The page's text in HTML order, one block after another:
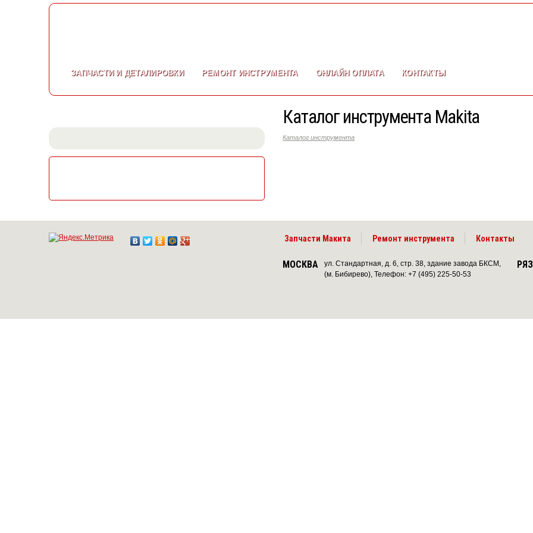
ЗАПЧАСТИИ ДЕТАЛИРОВКИ РЕМОНТИНСТРУМЕНТА ОНЛАЙН ОПЛАТА КОНТАКТЫ
Каталог инструмента Makita
Каталог инструмента
Запчасти Макита Ремонт инструмента Контакты
МОСКВА
ул. Стандартная, д. 6, стр. 38, здание завода БКСМ,
(м. Бибирево), Телефон: +7 (495) 225-50-53